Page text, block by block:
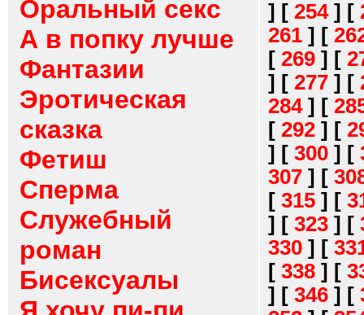
Оральный секс
А в попку лучше
Фантазии
Эротическая
сказка
Фетиш
Сперма
Служебный
роман
Бисексуалы
] [ 254] [
261 ] [
[ 269 ] [
] [ 277 ] [
284] [
[ 292 ] [
] [ 300 ] [
307 ] [
[ 315 ] [
] [ 323 ] [
330 ] [
[ 338 ] [
] [ 346 ] [